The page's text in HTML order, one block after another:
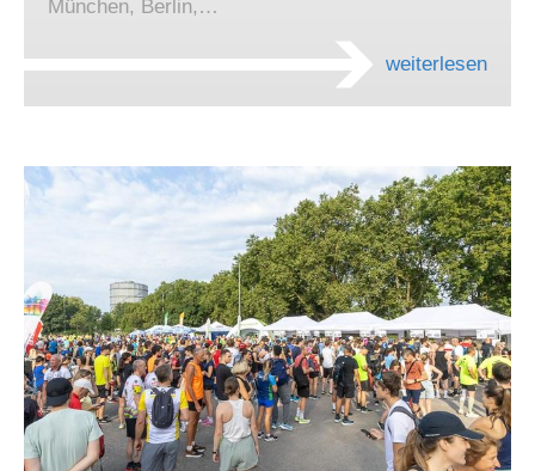
München, Berlin,…
weiterlesen